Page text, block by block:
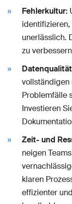
Fehlerkultur:
unerlässlich.
zu
vollständigen
Problemfälle
Investieren
Zeit- und
neigen
klaren
effizienter